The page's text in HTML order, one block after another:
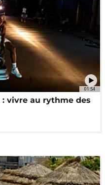
01:54
vivre au rythme des